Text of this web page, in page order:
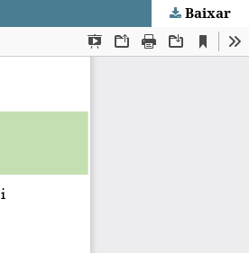
Baixar